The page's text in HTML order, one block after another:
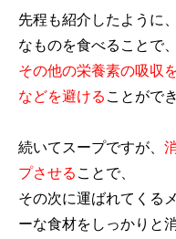
先程も紹介したように
なものを食べることで、
その他の栄養素の吸収
などを避ける ことがで
続いてスープですが、
プさせる ことで、
その次に運ばれてくる
ーな食材をしっかりと